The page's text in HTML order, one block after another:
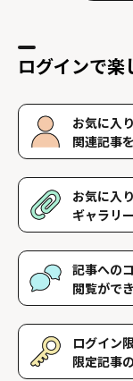
ログインで楽
お気に入
関連記事
好きな人物をフォ
記事を閲覧するこ
認できます。
お気に入
ギャラリ
好きな記事やギャ
覧することができ
記事への
閲覧がで
記事に対して応援
したコメントを読
ログイン
限定記事